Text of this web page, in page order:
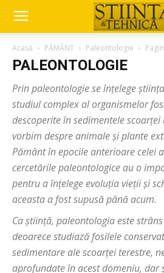
Acasă PĂMÂNT Paleontologie
PALEONTOLOGIE
Prin paleontologie se înțelege
studiul complex al organismelor
descoperite în sedimentele scoarței
vorbim despre animale și plante
Pământ în epocile anterioare celei
cercetările paleontologice au o
pentru a înțelege evoluția vieții și
aceasta a fost supusă până acum.
Ca știință, paleontologia este
deoarece studiază fosilele
sedimentare ale scoarței terestre,
aprofundate în acest domeniu, dar